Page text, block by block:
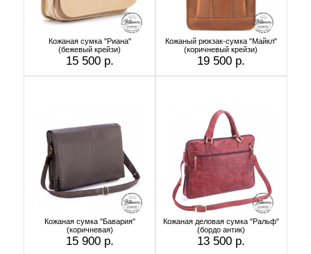
Кожаная сумка "Риана"
(бежевый крейзи)
15 500 р.
Кожаный рюкзак-сумка "Майкл"
(коричневый крейзи)
19 500 р.
Кожаная сумка "Бавария"
(коричневая)
15 900 р.
Кожаная деловая сумка "Ральф"
(бордо антик)
13 500 р.